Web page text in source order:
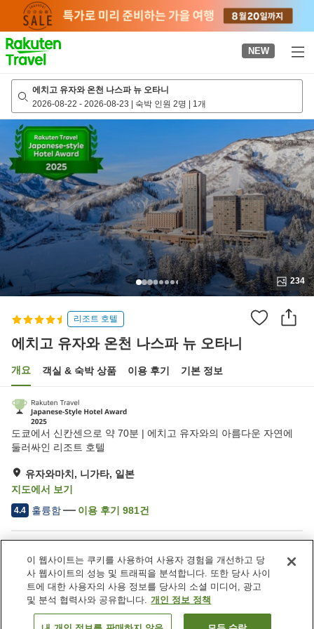
page
NEW
에치고 유자와 온천 나스파 뉴 오타니
2026-08-22 - 2026-08-23 | 숙박 인원 2명 | 1개
234
리조트 호텔
에치고 유자와 온천 나스파 뉴 오타니
개요 객실 & 숙박 상품 이용 후기 기본 정보
도쿄에서 신칸센으로 약 70분 | 에치고 유자와의 아름다운 자연에
둘러싸인 리조트 호텔
유자와마치, 니가타, 일본
지도에서 보기
4.4 훌륭함 이용 후기 981건
주차장
제트 욕조
사우나
피트니스 클럽 / 헬스장
일본 니가타 유자와마치
이 웹사이트는 쿠키를 사용하여 사용자 경험을 개선하고 당
사 웹사이트의 성능 및 트래픽을 분석합니다. 또한 당사 사이
트에 대한 사용자의 사용 정보를 당사의 소셜 미디어, 광고
및 분석 협력사와 공유합니다. 개인 정보 정책